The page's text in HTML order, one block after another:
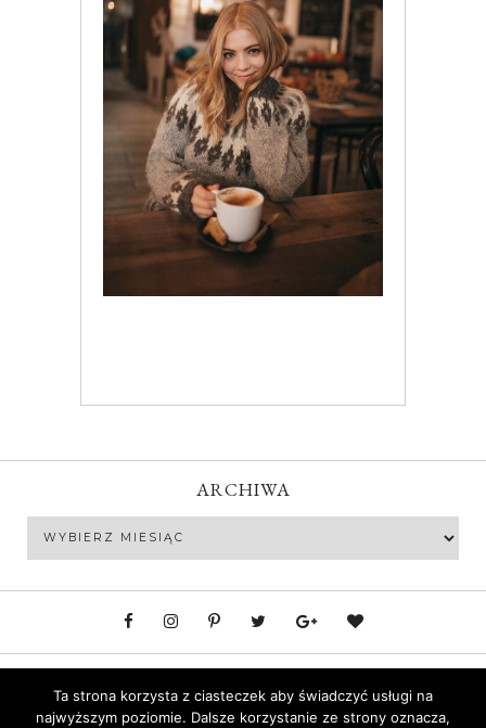
ARCHIWA
Archiwa
Ta strona korzysta z ciasteczek aby świadczyć usługi na
najwyższym poziomie. Dalsze korzystanie ze strony oznacza,